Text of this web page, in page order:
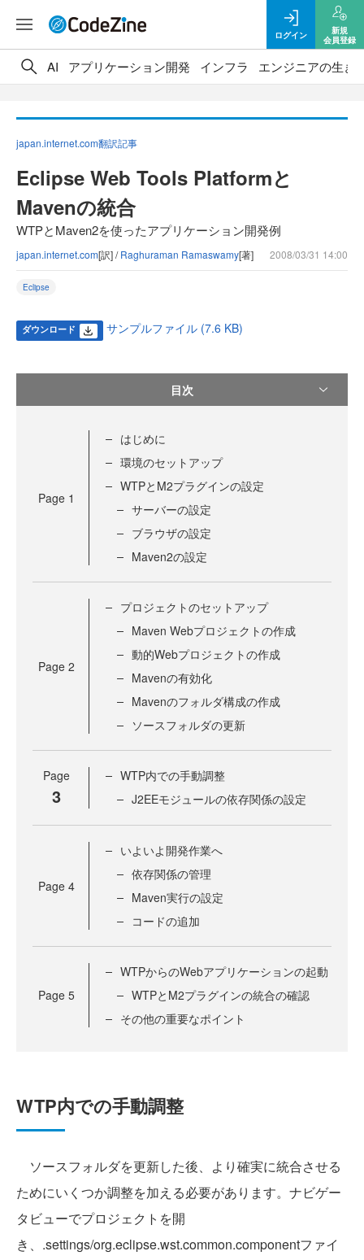
ログイン
新規
会員登録
AI アプリケーション開発 インフラ エンジニアの生き
japan.internet.com翻訳記事
Eclipse Web Tools Platformと
Mavenの統合
WTPとMaven2を使ったアプリケーション開発例
japan.internet.com[訳] /Raghuraman Ramaswamy[著] 2008/03/31 14:00
Eclipse
ダウンロード サンプルファイル (7.6 KB)
目次
Page 1
はじめに
環境のセットアップ
WTPとM2プラグインの設定
サーバーの設定
ブラウザの設定
Maven2の設定
Page 2
プロジェクトのセットアップ
Maven Webプロジェクトの作成
動的Webプロジェクトの作成
Mavenの有効化
Mavenのフォルダ構成の作成
ソースフォルダの更新
Page
3
WTP内での手動調整
J2EEモジュールの依存関係の設定
Page 4
いよいよ開発作業へ
依存関係の管理
Maven実行の設定
コードの追加
Page 5
WTPからのWebアプリケーションの起動
WTPとM2プラグインの統合の確認
その他の重要なポイント
WTP内での手動調整
ソースフォルダを更新した後、より確実に統合させる
ためにいくつか調整を加える必要があります。ナビゲー
タビューでプロジェクトを開
き、.settings/org.eclipse.wst.common.componentファイ